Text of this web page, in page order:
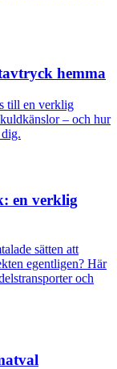
hemma
till en verklig
– och hur
en verklig
sätten att
egentligen? Här
och